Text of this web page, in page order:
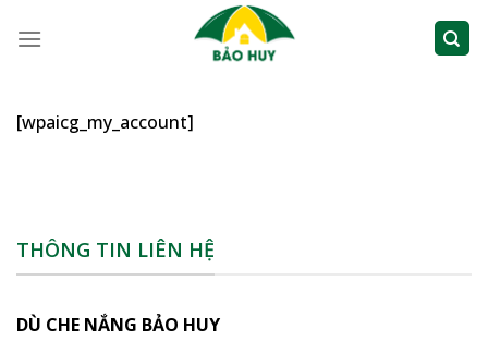
[wpaicg_my_account]
THÔNG TIN LIÊN HỆ
DÙ CHE NẮNG BẢO HUY